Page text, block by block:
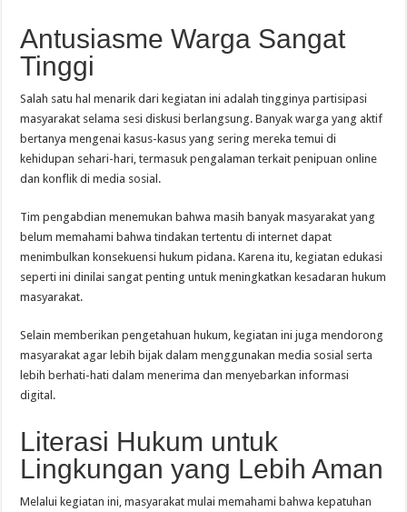
Antusiasme Warga Sangat
Tinggi
Salah satu hal menarik dari kegiatan ini adalah tingginya partisipasi
masyarakat selama sesi diskusi berlangsung. Banyak warga yang aktif
bertanya mengenai kasus-kasus yang sering mereka temui di
kehidupan sehari-hari, termasuk pengalaman terkait penipuan online
dan konflik di media sosial.
Tim pengabdian menemukan bahwa masih banyak masyarakat yang
belum memahami bahwa tindakan tertentu di internet dapat
menimbulkan konsekuensi hukum pidana. Karena itu, kegiatan edukasi
seperti ini dinilai sangat penting untuk meningkatkan kesadaran hukum
masyarakat.
Selain memberikan pengetahuan hukum, kegiatan ini juga mendorong
masyarakat agar lebih bijak dalam menggunakan media sosial serta
lebih berhati-hati dalam menerima dan menyebarkan informasi
digital.
Literasi Hukum untuk
Lingkungan yang Lebih Aman
Melalui kegiatan ini, masyarakat mulai memahami bahwa kepatuhan